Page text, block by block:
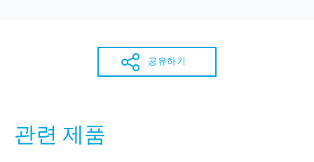
공유하기
관련 제품